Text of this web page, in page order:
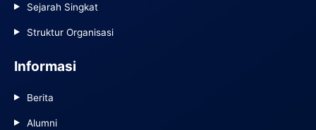
Sejarah Singkat
Struktur Organisasi
Informasi
Berita
Alumni